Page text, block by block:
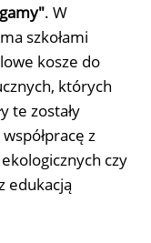
. W
szkołami
kosze do
których
te zostały
z
czy
edukacją